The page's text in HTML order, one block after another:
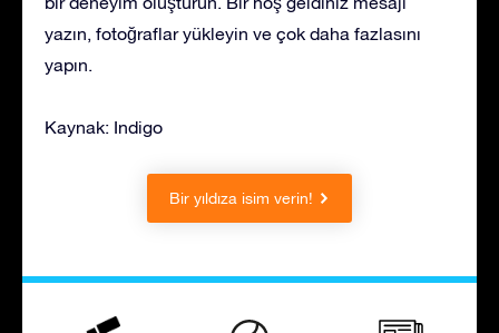
yazın, fotoğraflar yükleyin ve çok daha fazlasını
yapın.
Kaynak: Indigo
Bir yıldıza isim verin!